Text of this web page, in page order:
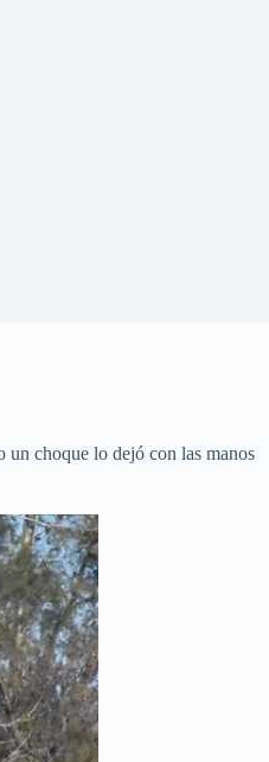
un choque lo dejó con las manos